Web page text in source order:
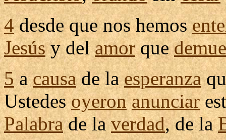
4desde que nos hemos
Jesúsy delamorque
5acausade laesperanza
Ustedesoyeron anunciar
Palabrade laverdad, de la